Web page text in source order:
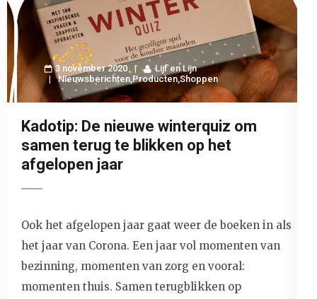
3 november 2020
Lijf en Lijn
Nieuwsberichten,Producten,Shoppen
Kadotip: De nieuwe winterquiz om
samen terug te blikken op het
afgelopen jaar
Ook het afgelopen jaar gaat weer de boeken in als
het jaar van Corona. Een jaar vol momenten van
bezinning, momenten van zorg en vooral:
momenten thuis. Samen terugblikken op